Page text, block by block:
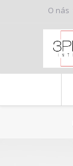
O nás